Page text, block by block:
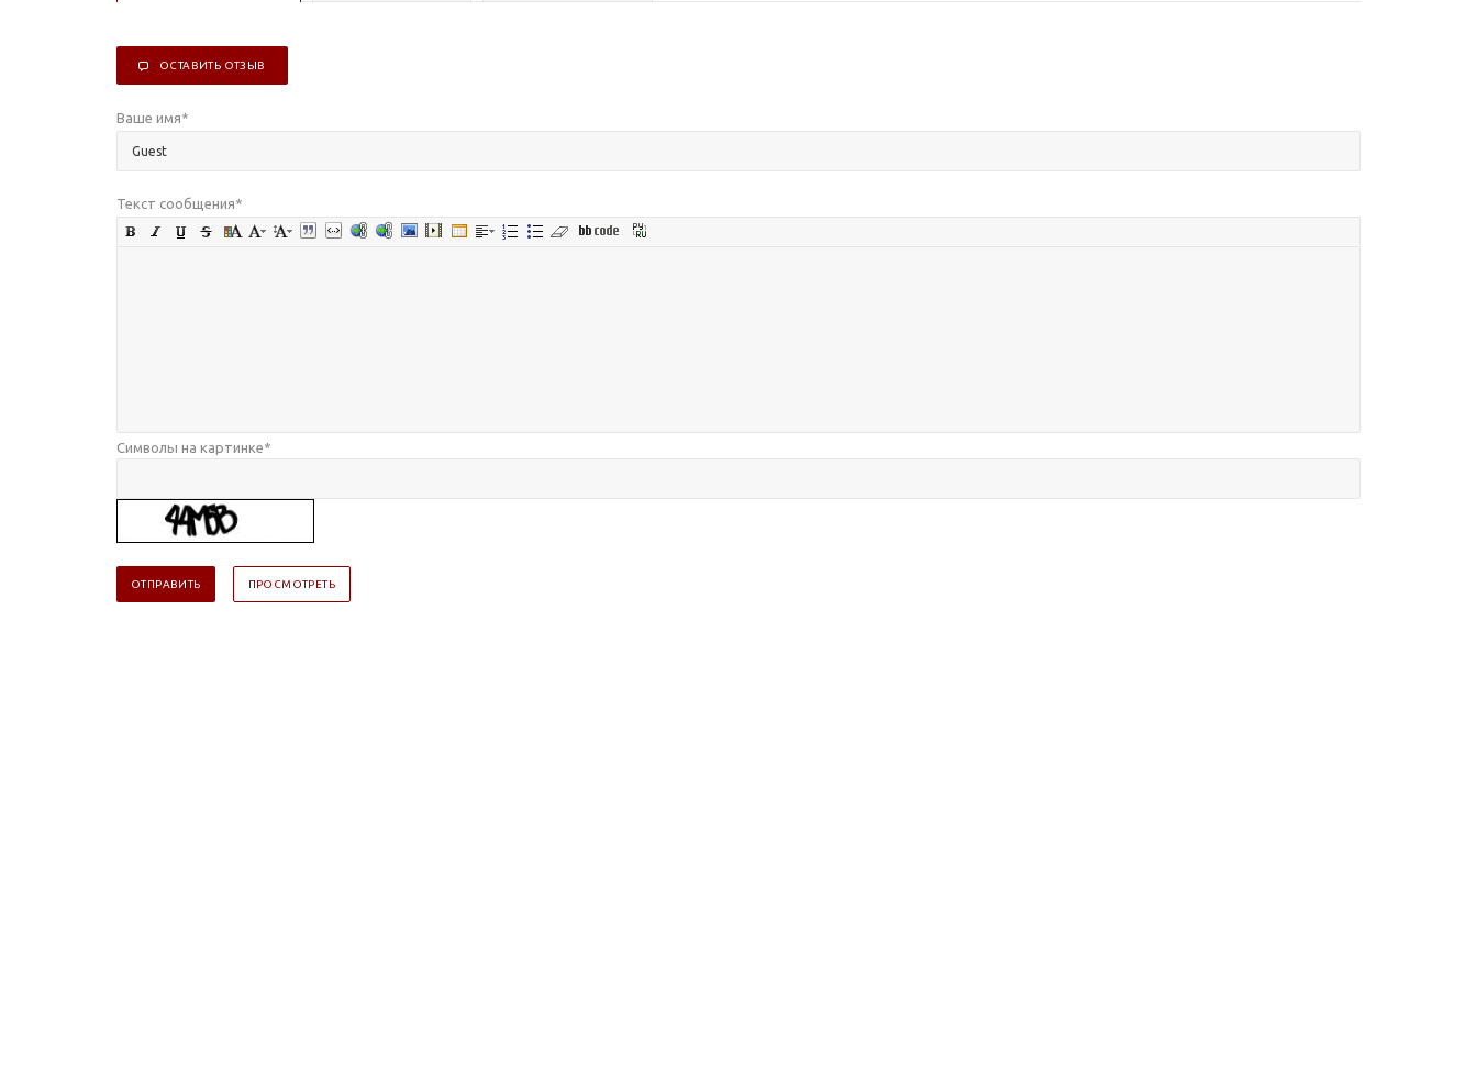
ОСТАВИТЬ ОТЗЫВ
Ваше имя*
Текст сообщения*
Символы на картинке*